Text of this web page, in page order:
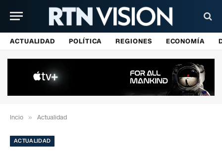
ACTUALIDAD POLÍTICA REGIONES ECONOMÍA
Incio » Actualidad
ACTUALIDAD